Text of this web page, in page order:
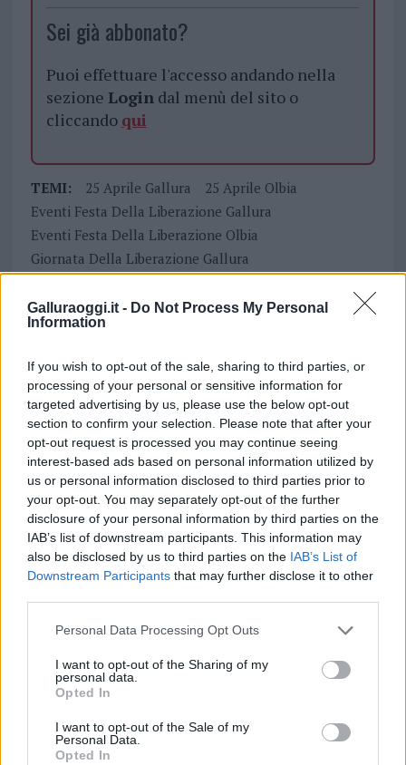
Galluraoggi.it - Do Not Process My Personal
Information
If you wish to opt-out of the sale, sharing to third parties, or
processing of your personal or sensitive information for
targeted advertising by us, please use the below opt-out
section to confirm your selection. Please note that after your
opt-out request is processed you may continue seeing
interest-based ads based on personal information utilized by
us or personal information disclosed to third parties prior to
your opt-out. You may separately opt-out of the further
disclosure of your personal information by third parties on the
IAB’s list of downstream participants. This information may
also be disclosed by us to third parties on the IAB’s List of
Downstream Participants that may further disclose it to other
Please note that this website/app uses one or more Google
not limited to your visit or usage behaviour. You may click to
grant or deny consent to Google and its third-party tags to
use your data for below specified purposes in below Google
consent section.
Personal Data Processing Opt Outs
I want to opt-out of the Sharing of my
personal data.
Opted In
I want to opt-out of the Sale of my
Personal Data.
Opted In
Sei già abbonato?
Puoi effettuare l'accesso andando nella
sezione Logindal menù del sito o
cliccando qui
TEMI: 25 Aprile Gallura
25 Aprile Olbia
Eventi Festa Della Liberazione Gallura
Eventi Festa Della Liberazione Olbia
Giornata Della Liberazione Gallura
GalluraOggi.it
Inviaci le tue segnalazioni,
i tuoi video e le tue foto
Su WhatsApp al numero +39
345 356 7512
Ricevi le nostre ultime news
da
Condividi l'articolo